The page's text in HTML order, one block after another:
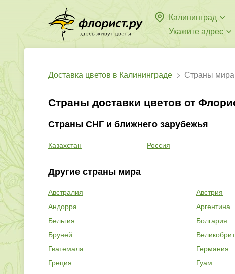
Калининград
Укажите адрес
Доставка цветов в Калининграде Страны мира
Страны доставки цветов от
Страны СНГ и ближнего зарубежья
Казахстан Россия
Другие страны мира
Австралия Австрия
Андорра
Аргентина
Бельгия
Болгария
Бруней
Гватемала
Германия
Греция
Гуам